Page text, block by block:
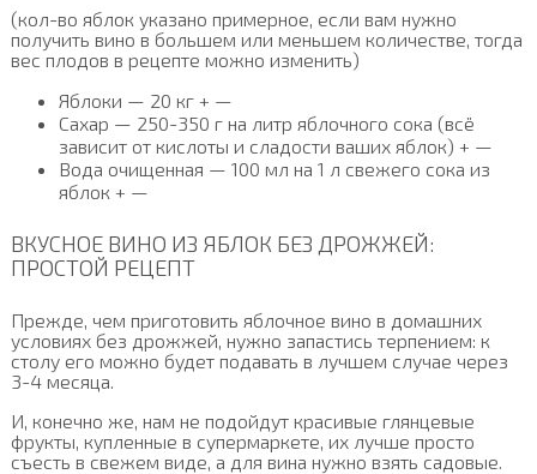
(кол-во яблок указано примерное, если вам нужно
получить вино в большем или меньшем количестве, тогда
вес плодов в рецепте можно изменить)
Яблоки — 20 кг + —
Сахар — 250-350 г на литр яблочного сока (всё
зависит от кислоты и сладости ваших яблок) + —
Вода очищенная — 100 мл на 1 л свежего сока из
яблок + —
ВКУСНОЕ ВИНО ИЗ ЯБЛОК БЕЗ ДРОЖЖЕЙ:
ПРОСТОЙ РЕЦЕПТ
Прежде, чем приготовить яблочное вино в домашних
условиях без дрожжей, нужно запастись терпением: к
столу его можно будет подавать в лучшем случае через
3-4 месяца.
И, конечно же, нам не подойдут красивые глянцевые
фрукты, купленные в супермаркете, их лучше просто
съесть в свежем виде, а для вина нужно взять садовые.